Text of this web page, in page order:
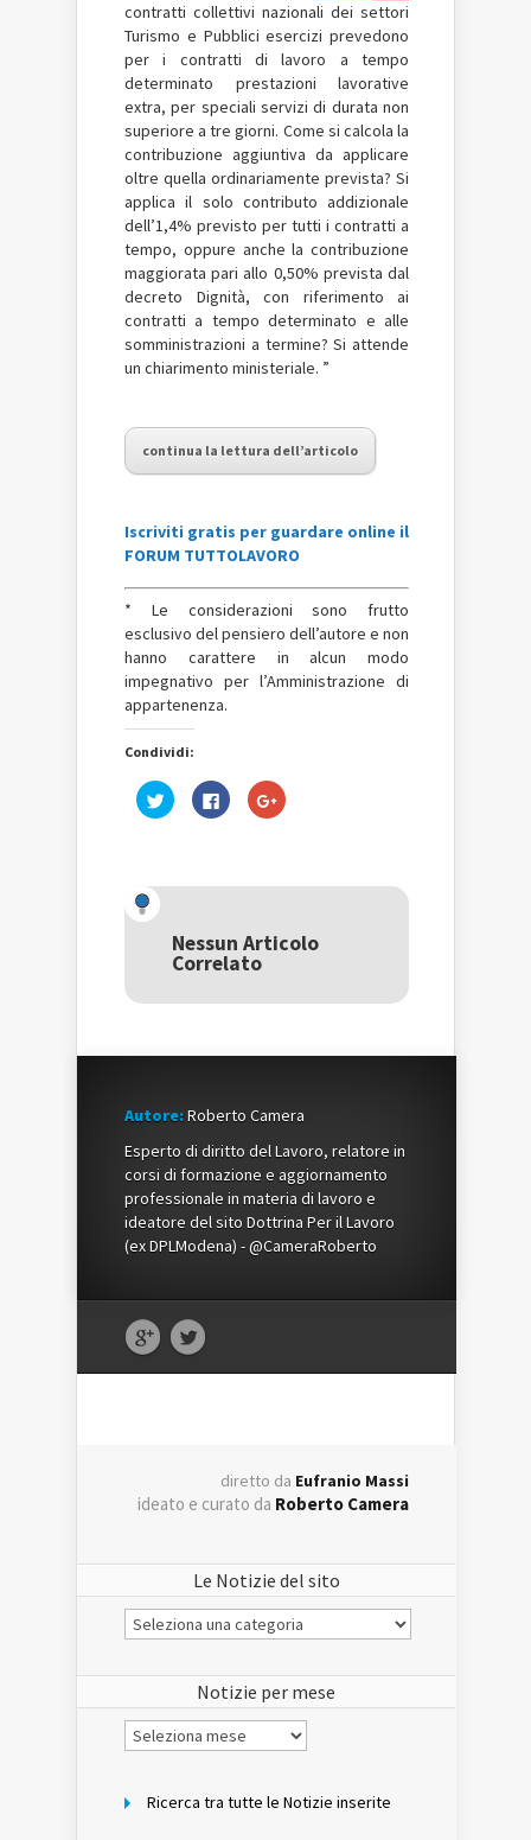
contratti collettivi nazionali dei settori
Turismo e Pubblici esercizi prevedono
per i contratti di lavoro a tempo
determinato prestazioni lavorative
extra, per speciali servizi di durata non
superiore a tre giorni. Come si calcola la
contribuzione aggiuntiva da applicare
oltre quella ordinariamente prevista? Si
applica il solo contributo addizionale
dell’1,4% previsto per tutti i contratti a
tempo, oppure anche la contribuzione
maggiorata pari allo 0,50% prevista dal
decreto Dignità, con riferimento ai
contratti a tempo determinato e alle
somministrazioni a termine? Si attende
un chiarimento ministeriale. ”
continua la lettura dell’articolo
Iscriviti gratis per guardare online il
FORUM TUTTOLAVORO
* Le considerazioni sono frutto
esclusivo del pensiero dell’autore e non
hanno carattere in alcun modo
impegnativo per l’Amministrazione di
appartenenza.
Condividi:
Fai
clic
una
nuova
finestra)
Fai
clic
nuova
finestra)
Fai
clic
una
nuova
Nessun Articolo
Correlato
Autore:Roberto Camera
Esperto di diritto del Lavoro, relatore in
corsi di formazione e aggiornamento
professionale in materia di lavoro e
ideatore del sito Dottrina Per il Lavoro
(ex DPLModena) - @CameraRoberto
diretto da Eufranio Massi
ideato e curato da Roberto Camera
Le Notizie del sito
Le
Notizie
Notizie per mese
Notizie
per
Ricerca tra tutte le Notizie inserite